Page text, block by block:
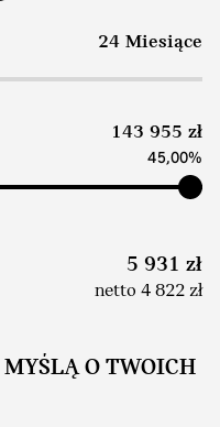
24 Miesiące
143 955 zł
45,00%
5 931 zł
netto 4 822 zł
O TWOICH